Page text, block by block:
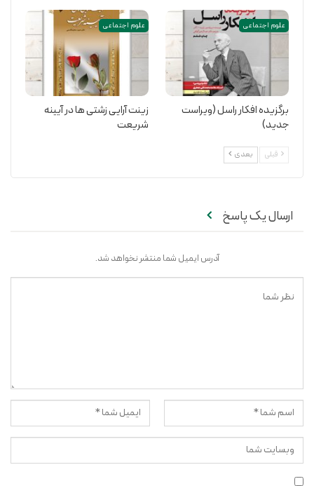
علوم اجتماعی
برگزیده افکار راسل (ویراست
جدید)
علوم اجتماعی
زینت آرایی زشتی ها در آیینه
شریعت
قبلی بعدی
ارسال یک پاسخ
آدرس ایمیل شما منتشر نخواهد شد.